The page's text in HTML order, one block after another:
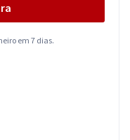
em 7 dias.